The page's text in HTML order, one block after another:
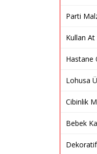
Parti
Kullan
Hastane
Lohusa
Cibinlik
Bebek